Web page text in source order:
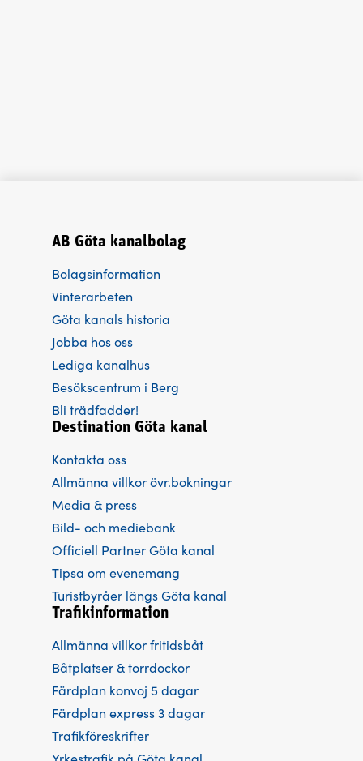
AB Göta kanalbolag
Bolagsinformation
Vinterarbeten
Göta kanals historia
Jobba hos oss
Lediga kanalhus
Besökscentrum i Berg
Bli trädfadder!
Destination Göta kanal
Kontakta oss
Allmänna villkor övr.bokningar
Media & press
Bild- och mediebank
Officiell Partner Göta kanal
Tipsa om evenemang
Turistbyråer längs Göta kanal
Trafikinformation
Allmänna villkor fritidsbåt
Båtplatser & torrdockor
Färdplan konvoj 5 dagar
Färdplan express 3 dagar
Trafikföreskrifter